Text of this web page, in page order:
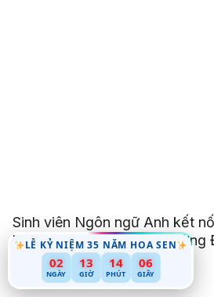
LỄ KỶ NIỆM 35 NĂM HOA SEN
02
NGÀY
13
GIỜ
14
PHÚT
03
GIÂY
Sinh viên Ngôn ngữ Anh kết
hành trình hội nhập tại Trường
Malaysia